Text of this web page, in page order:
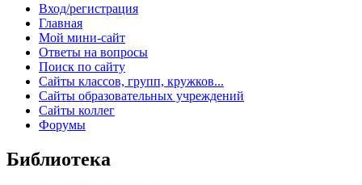
Вход/регистрация
Главная
Мой мини-сайт
Ответы на вопросы
Поиск по сайту
Сайты классов, групп, кружков...
Сайты образовательных учреждений
Сайты коллег
Форумы
Библиотека